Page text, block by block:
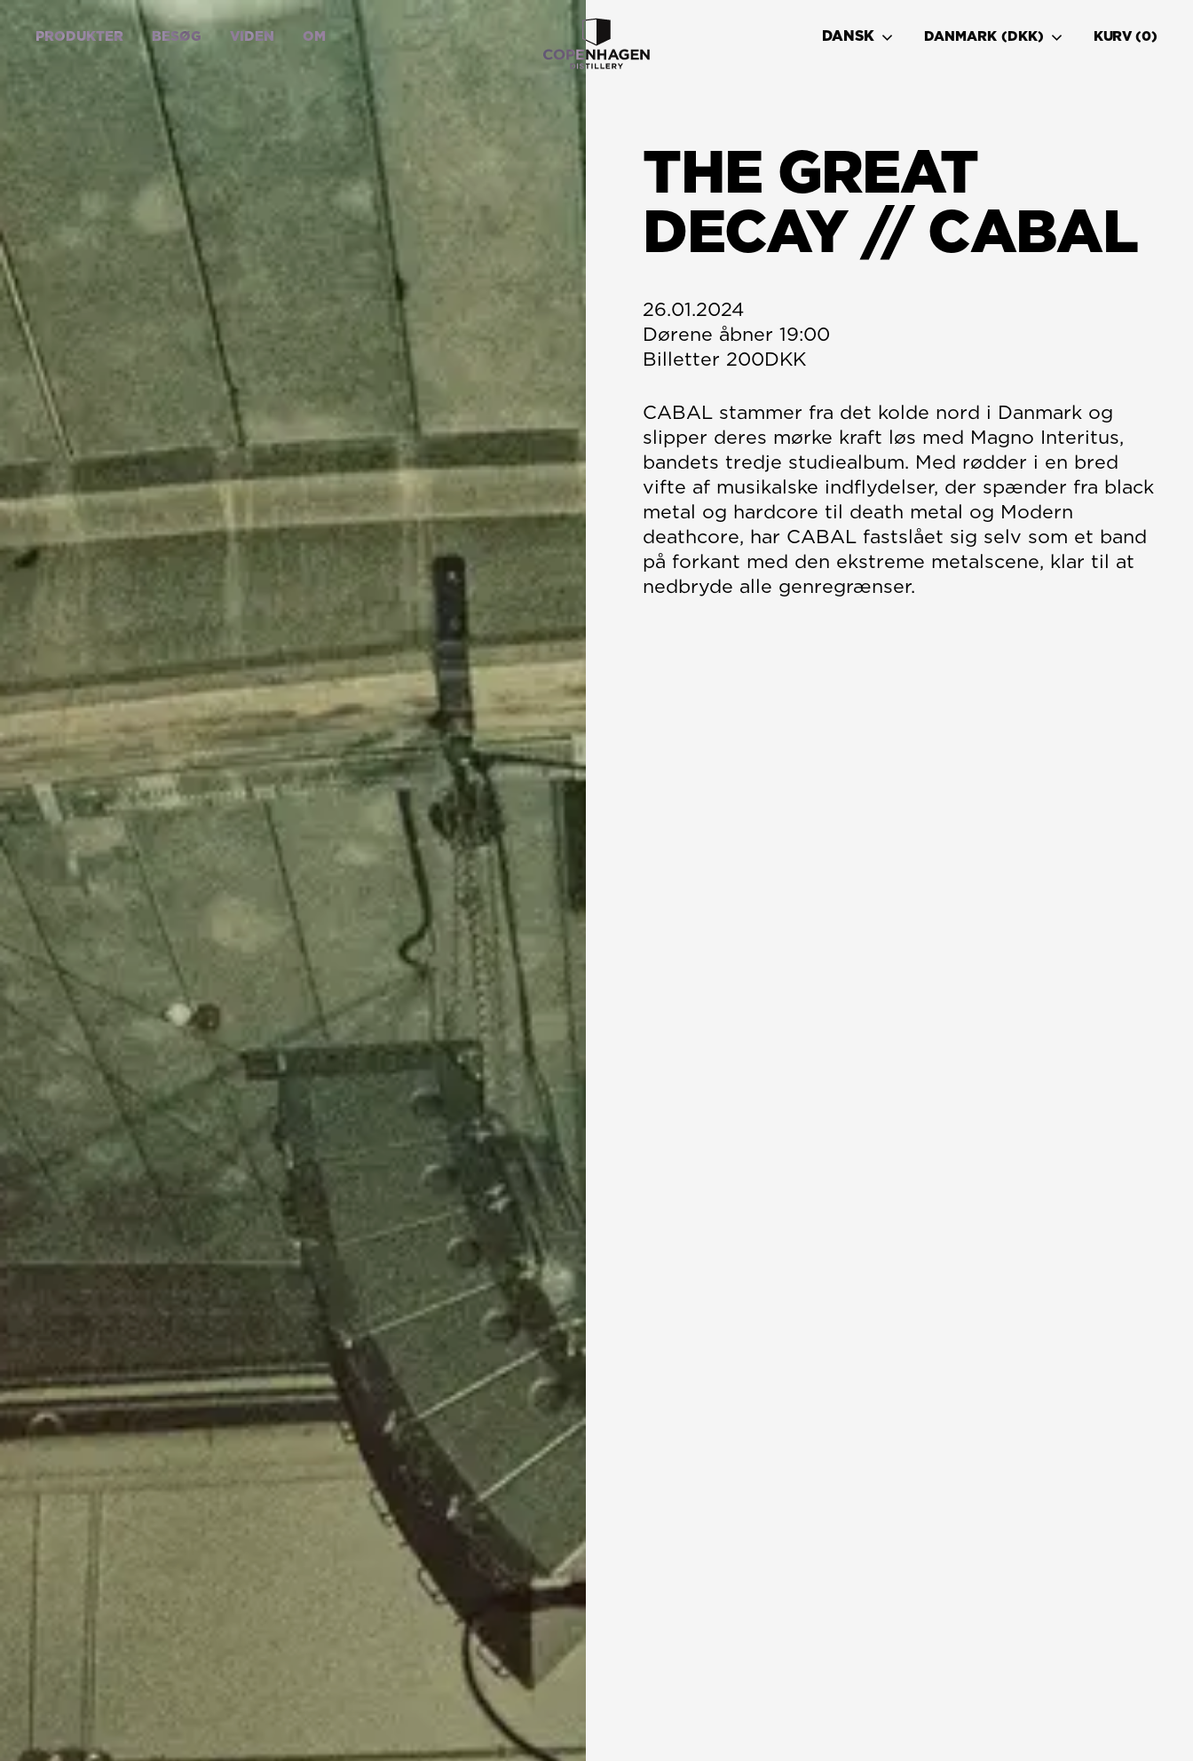
PRODUKTER BESØG VIDEN OM DANSK DANMARK (DKK) 0
KURV
THE GREAT
DECAY // CABAL
26.01.2024
Dørene åbner 19:00
Billetter 200DKK
CABAL stammer fra det kolde nord i Danmark og
slipper deres mørke kraft løs med Magno Interitus,
bandets tredje studiealbum. Med rødder i en bred
vifte af musikalske indflydelser, der spænder fra black
metal og hardcore til death metal og Modern
deathcore, har CABAL fastslået sig selv som et band
på forkant med den ekstreme metalscene, klar til at
nedbryde alle genregrænser.